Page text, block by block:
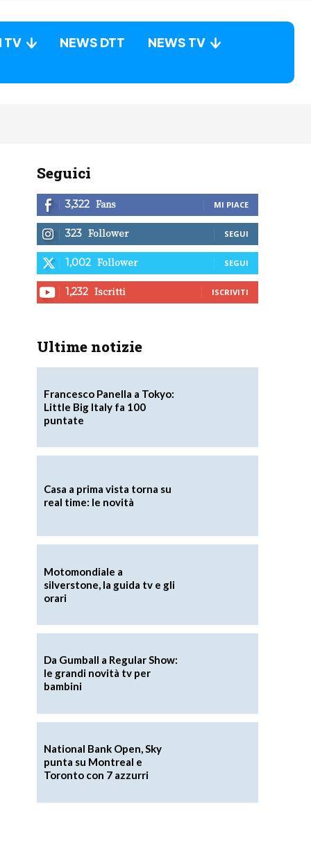
TV NEWS DTT
NEWS TV
Seguici
3,322 Fans MI PIACE
323 Follower SEGUI
1,002 Follower SEGUI
1,232 Iscritti ISCRIVITI
Ultime notizie
Francesco Panella a Tokyo:
Little Big Italy fa 100
puntate
Casa a prima vista torna su
real time: le novità
Motomondiale a
silverstone, la guida tv e gli
orari
Da Gumball a Regular Show:
le grandi novità tv per
bambini
National Bank Open, Sky
punta su Montreal e
Toronto con 7 azzurri